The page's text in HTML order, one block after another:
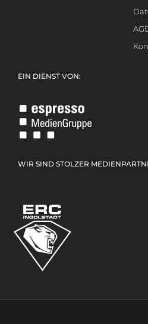
EIN DIENST VON:
WIR SIND STOLZER